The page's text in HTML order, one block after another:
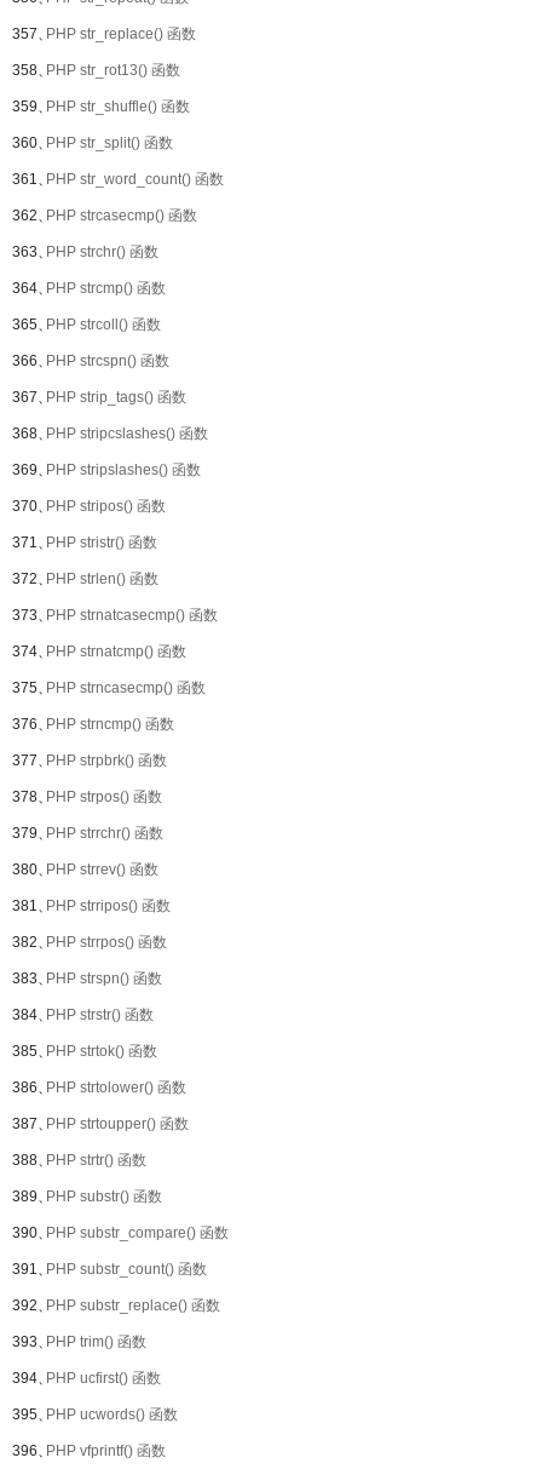
357、PHP str_replace() 函数
358、PHP str_rot13() 函数
359、PHP str_shuffle() 函数
360、PHP str_split() 函数
361、PHP str_word_count() 函数
362、PHP strcasecmp() 函数
363、PHP strchr() 函数
364、PHP strcmp() 函数
365、PHP strcoll() 函数
366、PHP strcspn() 函数
367、PHP strip_tags() 函数
368、PHP stripcslashes() 函数
369、PHP stripslashes() 函数
370、PHP stripos() 函数
371、PHP stristr() 函数
372、PHP strlen() 函数
373、PHP strnatcasecmp() 函数
374、PHP strnatcmp() 函数
375、PHP strncasecmp() 函数
376、PHP strncmp() 函数
377、PHP strpbrk() 函数
378、PHP strpos() 函数
379、PHP strrchr() 函数
380、PHP strrev() 函数
381、PHP strripos() 函数
382、PHP strrpos() 函数
383、PHP strspn() 函数
384、PHP strstr() 函数
385、PHP strtok() 函数
386、PHP strtolower() 函数
387、PHP strtoupper() 函数
388、PHP strtr() 函数
389、PHP substr() 函数
390、PHP substr_compare() 函数
391、PHP substr_count() 函数
392、PHP substr_replace() 函数
393、PHP trim() 函数
394、PHP ucfirst() 函数
395、PHP ucwords() 函数
396、PHP vfprintf() 函数